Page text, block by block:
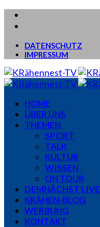
DATENSCHUTZ
IMPRESSUM
HOME
ÜBER UNS
THEMEN
SPORT
TALK
KULTUR
WISSEN
ON TOUR
DEMNÄCHST LIVE
KRÄHEN-BLOG
WERBUNG
KONTAKT